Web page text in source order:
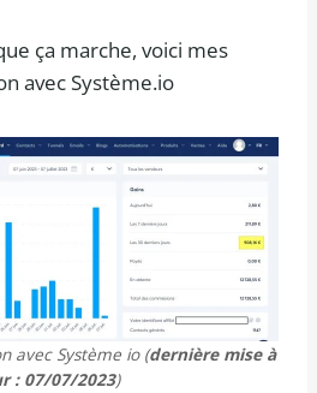
ça marche, voici mes
avec Système.io
avec Système io (dernière mise à
: 07/07/2023)